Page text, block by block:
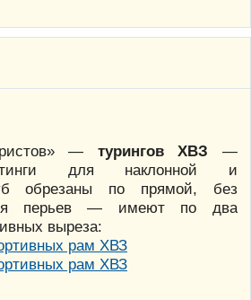
— турингов ХВЗ —
для наклонной и
обрезаны по прямой, без
перьев — имеют по два
выреза: